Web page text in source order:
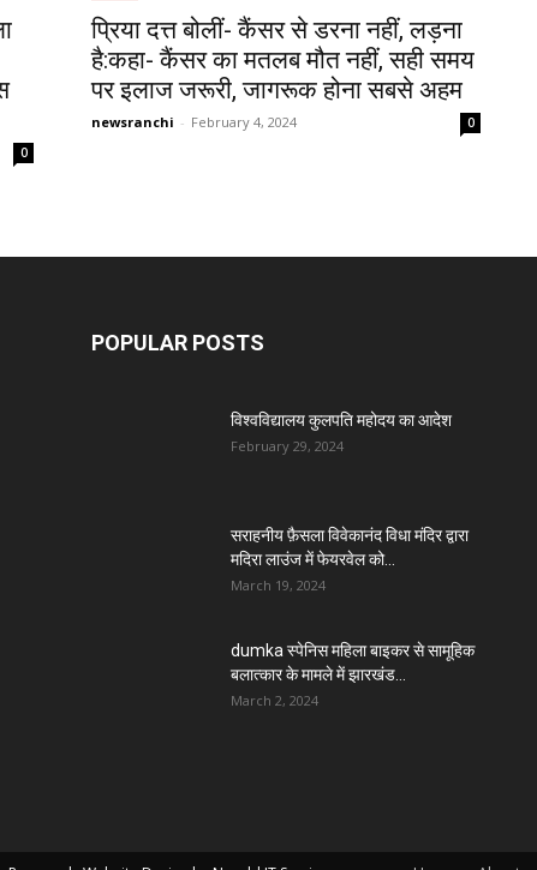
0
प्रिया दत्त बोलीं- कैंसर से डरना नहीं, लड़ना
है:कहा- कैंसर का मतलब मौत नहीं, सही समय
पर इलाज जरूरी, जागरूक होना सबसे अहम
newsranchi - February 4, 2024 0
POPULAR POSTS
विश्वविद्यालय कुलपति महोदय का आदेश
February 29, 2024
सराहनीय फ़ैसला विवेकानंद विधा मंदिर द्वारा
मदिरा लाउंज में फेयरवेल को...
March 19, 2024
dumka स्पेनिस महिला बाइकर से सामूहिक
बलात्कार के मामले में झारखंड...
March 2, 2024